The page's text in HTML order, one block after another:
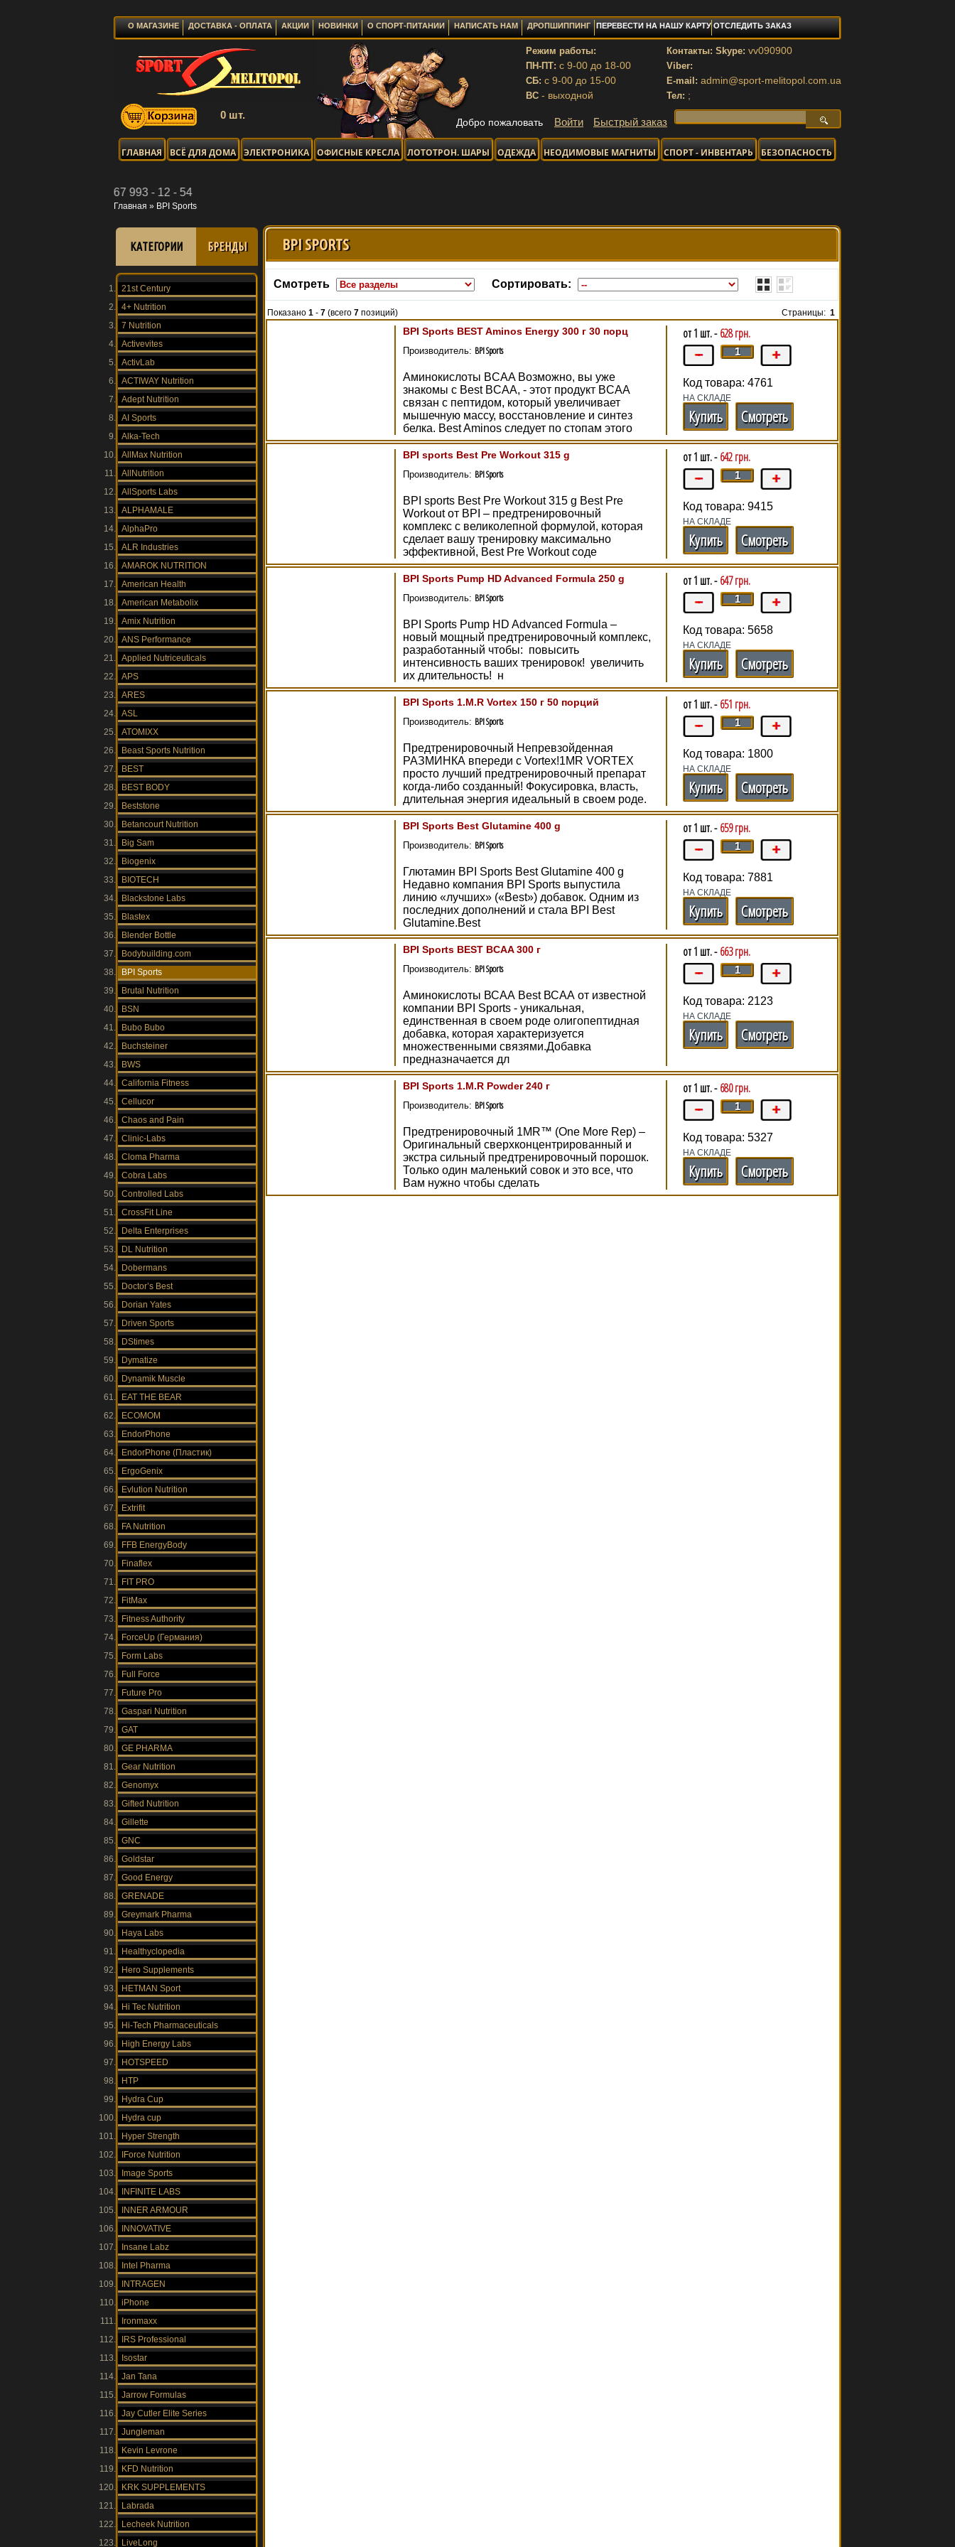
О МАГАЗИНЕ ДОСТАВКА - ОПЛАТА АКЦИИ НОВИНКИ О СПОРТ-ПИТАНИИ НАПИСАТЬ НАМ ДРОПШИППИНГ ПЕРЕВЕСТИ НА НАШУ КАРТУ ОТСЛЕДИТЬ ЗАКАЗ
Контакты: Skype: vv090900
Viber:
E-mail: admin@sport-melitopol.com.ua
Тел: ;
Режим работы:
ПН-ПТ: с 9-00 до 18-00
СБ: с 9-00 до 15-00
ВС - выходной
0 шт.
Добро пожаловать Войти Быстрый заказ
ГЛАВНАЯ ВСЁ ДЛЯ ДОМА ЭЛЕКТРОНИКА ОФИСНЫЕ КРЕСЛА ЛОТОТРОН. ШАРЫ ОДЕЖДА НЕОДИМОВЫЕ МАГНИТЫ СПОРТ - ИНВЕНТАРЬ БЕЗОПАСНОСТЬ
067 993 - 12 - 54
Главная » BPI Sports
КАТЕГОРИИ БРЕНДЫ
21st Century
4+ Nutrition
7 Nutrition
Activevites
ActivLab
ACTIWAY Nutrition
Adept Nutrition
AI Sports
Alka-Tech
AllMax Nutrition
AllNutrition
AllSports Labs
ALPHAMALE
AlphaPro
ALR Industries
AMAROK NUTRITION
American Health
American Metabolix
Amix Nutrition
ANS Performance
Applied Nutriceuticals
APS
ARES
ASL
ATOMIXX
Beast Sports Nutrition
BEST
BEST BODY
Beststone
Betancourt Nutrition
Big Sam
Biogenix
BIOTECH
Blackstone Labs
Blastex
Blender Bottle
Bodybuilding.com
BPI Sports
Brutal Nutrition
BSN
Bubo Bubo
Buchsteiner
BWS
California Fitness
Cellucor
Chaos and Pain
Clinic-Labs
Cloma Pharma
Cobra Labs
Controlled Labs
CrossFit Line
Delta Enterprises
DL Nutrition
Dobermans
Doctor’s Best
Dorian Yates
Driven Sports
DStimes
Dymatize
Dynamik Muscle
EAT THE BEAR
ECOMOM
EndorPhone
EndorPhone (Пластик)
ErgoGenix
Evlution Nutrition
Extrifit
FA Nutrition
FFB EnergyBody
Finaflex
FIT PRO
FitMax
Fitness Authority
ForceUp (Германия)
Form Labs
Full Force
Future Pro
Gaspari Nutrition
GAT
GE PHARMA
Gear Nutrition
Genomyx
Gifted Nutrition
Gillette
GNC
Goldstar
Good Energy
GRENADE
Greymark Pharma
Haya Labs
Healthyclopedia
Hero Supplements
HETMAN Sport
Hi Tec Nutrition
Hi-Tech Pharmaceuticals
High Energy Labs
HOTSPEED
HTP
Hydra Cup
Hydra cup
Hyper Strength
IForce Nutrition
Image Sports
INFINITE LABS
INNER ARMOUR
INNOVATIVE
Insane Labz
Intel Pharma
INTRAGEN
iPhone
Ironmaxx
IRS Professional
Isostar
Jan Tana
Jarrow Formulas
Jay Cutler Elite Series
Jungleman
Kevin Levrone
KFD Nutrition
KRK SUPPLEMENTS
Labrada
Lecheek Nutrition
LiveLong
BPI SPORTS
Смотреть Сортировать:
Показано 1 - 7 (всего 7 позиций) Страницы: 1
BPI Sports BEST Aminos Energy 300 г 30 порц
Производитель: BPI Sports
Аминокислоты BCAA Возможно, вы уже
знакомы с Best BCAA, - этот продукт BCAA
связан с пептидом, который увеличивает
мышечную массу, восстановление и синтез
белка. Best Aminos следует по стопам этого
от 1 шт. - 628 грн.
Код товара: 4761
НА СКЛАДЕ
Купить Смотреть
BPI sports Best Pre Workout 315 g
Производитель: BPI Sports
BPI sports Best Pre Workout 315 g Best Pre
Workout от BPI – предтренировочный
комплекс с великолепной формулой, которая
сделает вашу тренировку максимально
эффективной, Best Pre Workout соде
от 1 шт. - 642 грн.
Код товара: 9415
НА СКЛАДЕ
Купить Смотреть
BPI Sports Pump HD Advanced Formula 250 g
Производитель: BPI Sports
BPI Sports Pump HD Advanced Formula –
новый мощный предтренировочный комплекс,
разработанный чтобы: повысить
интенсивность ваших тренировок! увеличить
их длительность! н
от 1 шт. - 647 грн.
Код товара: 5658
НА СКЛАДЕ
Купить Смотреть
BPI Sports 1.M.R Vortex 150 г 50 порций
Производитель: BPI Sports
Предтренировочный Непревзойденная
РАЗМИНКА впереди с Vortex!1MR VORTEX
просто лучший предтренировочный препарат
когда-либо созданный! Фокусировка, власть,
длительная энергия идеальный в своем роде.
от 1 шт. - 651 грн.
Код товара: 1800
НА СКЛАДЕ
Купить Смотреть
BPI Sports Best Glutamine 400 g
Производитель: BPI Sports
Глютамин BPI Sports Best Glutamine 400 g
Недавно компания BPI Sports выпустила
линию «лучших» («Best») добавок. Одним из
последних дополнений и стала BPI Best
Glutamine.Best
от 1 шт. - 659 грн.
Код товара: 7881
НА СКЛАДЕ
Купить Смотреть
BPI Sports BEST BCAA 300 г
Производитель: BPI Sports
Аминокислоты ВСАА Best ВСАА от известной
компании BPI Sports - уникальная,
единственная в своем роде олигопептидная
добавка, которая характеризуется
множественными связями.Добавка
предназначается дл
от 1 шт. - 663 грн.
Код товара: 2123
НА СКЛАДЕ
Купить Смотреть
BPI Sports 1.M.R Powder 240 г
Производитель: BPI Sports
Предтренировочный 1MR™ (One More Rep) –
Оригинальный сверхконцентрированный и
экстра сильный предтренировочный порошок.
Только один маленький совок и это все, что
Вам нужно чтобы сделать
от 1 шт. - 680 грн.
Код товара: 5327
НА СКЛАДЕ
Купить Смотреть